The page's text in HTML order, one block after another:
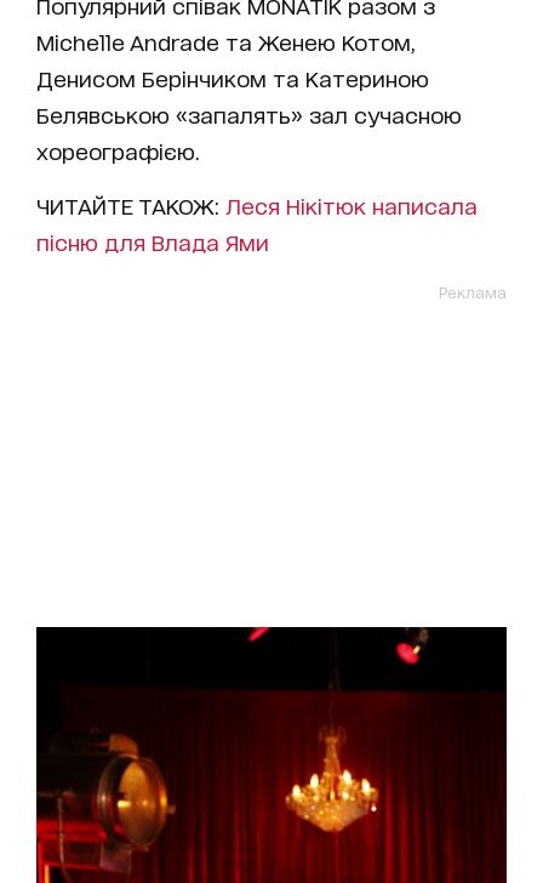
Michelle Andrade та Женею Котом,
Денисом Берінчиком та Катериною
Белявською «запалять» зал сучасною
хореографією.
ЧИТАЙТЕ ТАКОЖ: Леся Нікітюк написала
пісню для Влада Ями
Реклама